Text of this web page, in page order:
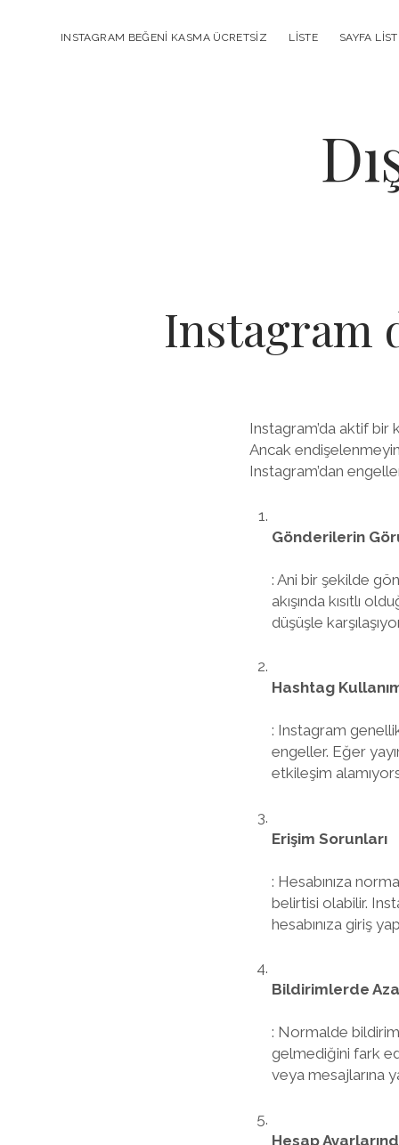
INSTAGRAM BEĞENI KASMA ÜCRETSIZ LISTE SAYFA
Instagram
Instagram’da aktif bir
Ancak
Instagram’dan
Gönderilerin
: Ani bir şekilde
akışında kısıtlı
düşüşle
Hashtag
: Instagram
engeller. Eğer
etkileşim
Erişim Sorunları
: Hesabınıza
belirtisi olabilir.
hesabınıza giriş
Bildirimlerde
: Normalde
gelmediğini fark
veya mesajlarına
Hesap